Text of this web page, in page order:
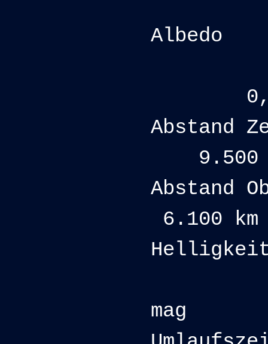
Albedo
Abstand
9.500
Abstand
6.100
mag